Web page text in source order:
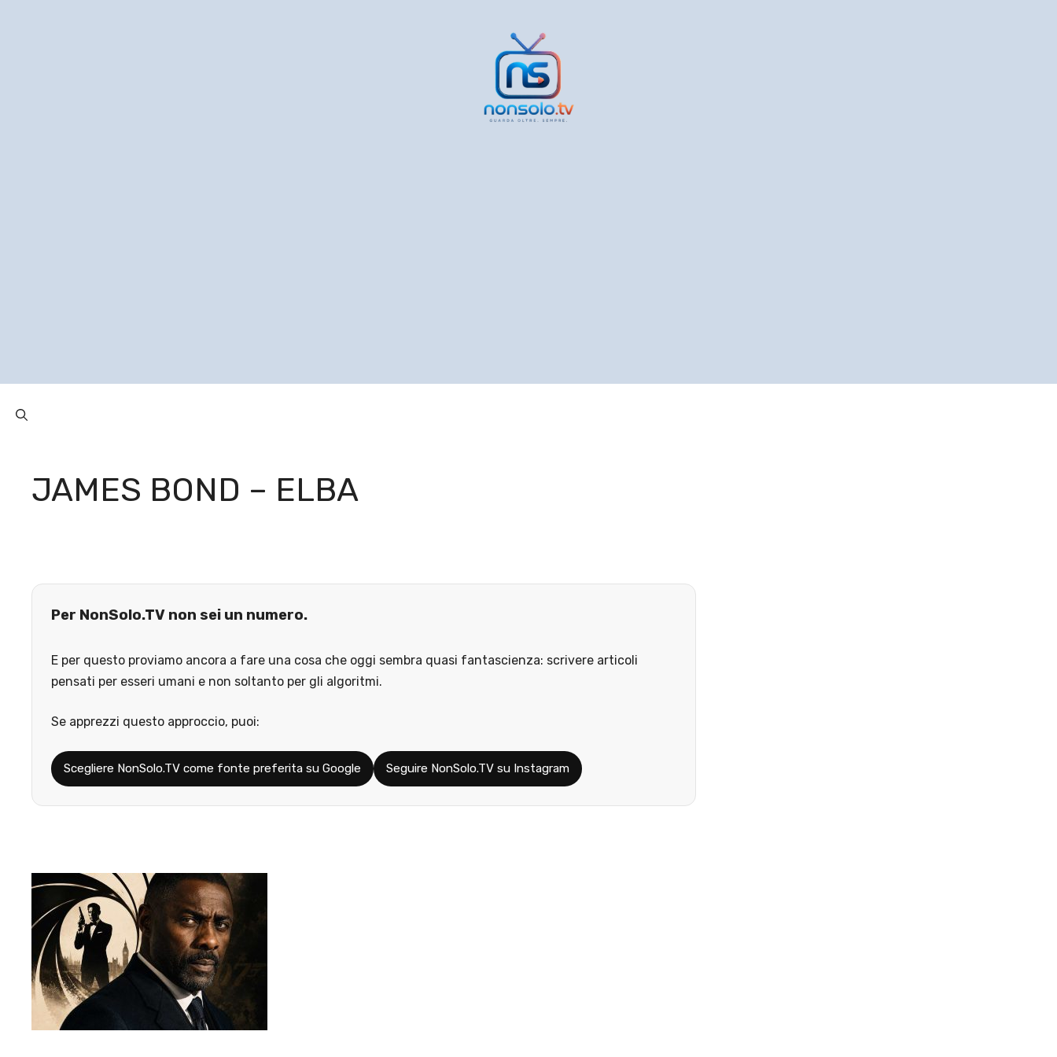
JAMES BOND – ELBA
Per NonSolo.TV non sei un numero.
E per questo proviamo ancora a fare una cosa che oggi sembra quasi fantascienza: scrivere articoli
pensati per esseri umani e non soltanto per gli algoritmi.
Se apprezzi questo approccio, puoi:
Scegliere NonSolo.TV come fonte preferita su Google Seguire NonSolo.TV su Instagram